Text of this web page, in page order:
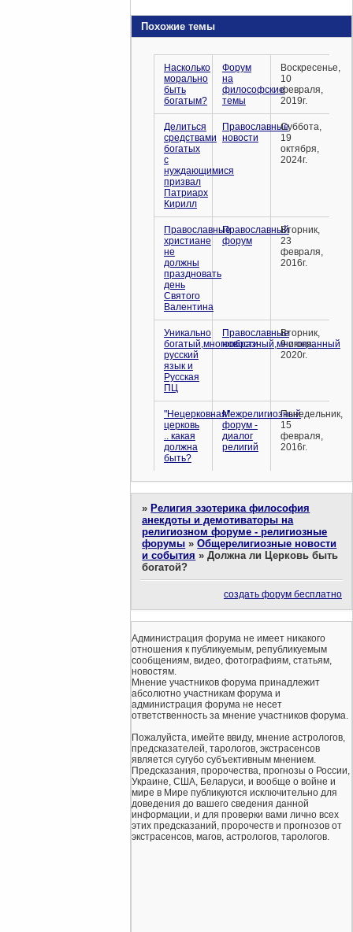
Похожие темы
Насколько
морально
быть
богатым?
Форум
на
философские
темы
Воскресенье,
10
февраля,
2019г.
Делиться
средствами
богатых
с
нуждающимися
призвал
Патриарх
Кирилл
Православные
новости
Суббота,
19
октября,
2024г.
Православные
христиане
не
должны
праздновать
день
Святого
Валентина
Православный
форум
Вторник,
23
февраля,
2016г.
Уникально
богатый,многообразный,многогранный
русский
язык и
Русская
ПЦ
Православные
новости
Вторник,
9 июня,
2020г.
"Нецерковная"
церковь
.. какая
должна
быть?
Межрелигиозный
форум -
диалог
религий
Понедельник,
15
февраля,
2016г.
»Религия эзотерика философия
анекдоты и демотиваторы на
религиозном форуме - религиозные
форумы »Общерелигиозные новости
и события »Должна ли Церковь быть
богатой?
создать форум бесплатно
Администрация форума не имеет никакого
отношения к публикуемым, републикуемым
сообщениям, видео, фотографиям, статьям,
новостям.
Мнение участников форума принадлежит
абсолютно участникам форума и
администрация форума не несет
ответственность за мнение участников форума.
Пожалуйста, имейте ввиду, мнение астрологов,
предсказателей, тарологов, экстрасенсов
является сугубо субъективным мнением.
Предсказания, пророчества, прогнозы о России,
Украине, США, Беларуси, и вообще о войне и
мире в Мире публикуются исключительно для
доведения до вашего сведения данной
информации, и для проверки вами лично всех
этих предсказаний, пророчеств и прогнозов от
экстрасенсов, магов, астрологов, тарологов.